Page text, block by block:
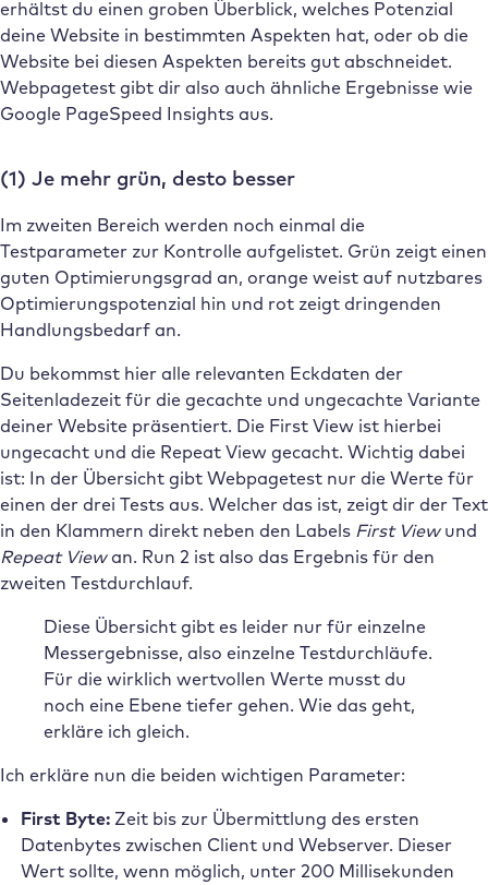
erhältst du einen groben Überblick, welches Potenzial
deine Website in bestimmten Aspekten hat, oder ob die
Website bei diesen Aspekten bereits gut abschneidet.
Webpagetest gibt dir also auch ähnliche Ergebnisse wie
Google PageSpeed Insights aus.
(1) Je mehr grün, desto besser
Im zweiten Bereich werden noch einmal die
Testparameter zur Kontrolle aufgelistet. Grün zeigt einen
guten Optimierungsgrad an, orange weist auf nutzbares
Optimierungspotenzial hin und rot zeigt dringenden
Handlungsbedarf an.
Du bekommst hier alle relevanten Eckdaten der
Seitenladezeit für die gecachte und ungecachte Variante
deiner Website präsentiert. Die First View ist hierbei
ungecacht und die Repeat View gecacht. Wichtig dabei
ist: In der Übersicht gibt Webpagetest nur die Werte für
einen der drei Tests aus. Welcher das ist, zeigt dir der Text
in den Klammern direkt neben den Labels First Viewund
Repeat Viewan. Run 2 ist also das Ergebnis für den
zweiten Testdurchlauf.
Diese Übersicht gibt es leider nur für einzelne
Messergebnisse, also einzelne Testdurchläufe.
Für die wirklich wertvollen Werte musst du
noch eine Ebene tiefer gehen. Wie das geht,
erkläre ich gleich.
Ich erkläre nun die beiden wichtigen Parameter:
First Byte:Zeit bis zur Übermittlung des ersten
Datenbytes zwischen Client und Webserver. Dieser
Wert sollte, wenn möglich, unter 200 Millisekunden